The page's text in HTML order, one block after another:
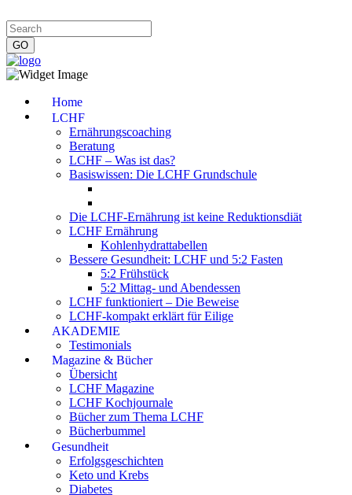
Home
LCHF
Ernährungscoaching
Beratung
LCHF – Was ist das?
Basiswissen: Die LCHF Grundschule
Die LCHF-Ernährung ist keine Reduktionsdiät
LCHF Ernährung
Kohlenhydrattabellen
Bessere Gesundheit: LCHF und 5:2 Fasten
5:2 Frühstück
5:2 Mittag- und Abendessen
LCHF funktioniert – Die Beweise
LCHF-kompakt erklärt für Eilige
AKADEMIE
Testimonials
Magazine & Bücher
Übersicht
LCHF Magazine
LCHF Kochjournale
Bücher zum Thema LCHF
Bücherbummel
Gesundheit
Erfolgsgeschichten
Keto und Krebs
Diabetes